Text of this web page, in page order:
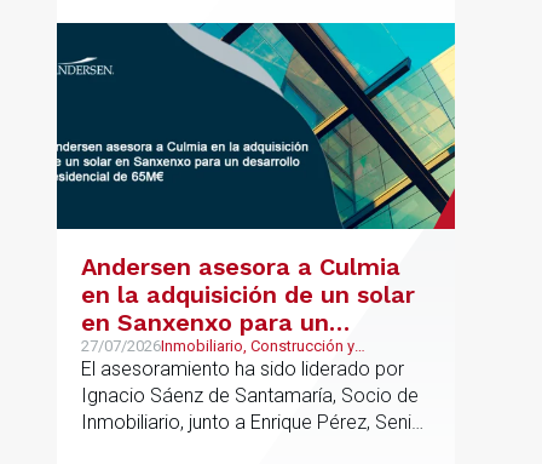
Andersen asesora a Culmia
en la adquisición de un solar
en Sanxenxo para un
desarrollo residencial de
65M€
27/07/2026Inmobiliario, Construcción y
Urbanismo
El asesoramiento ha sido liderado por
Ignacio Sáenz de Santamaría, Socio de
Inmobiliario, junto a Enrique Pérez, Senior